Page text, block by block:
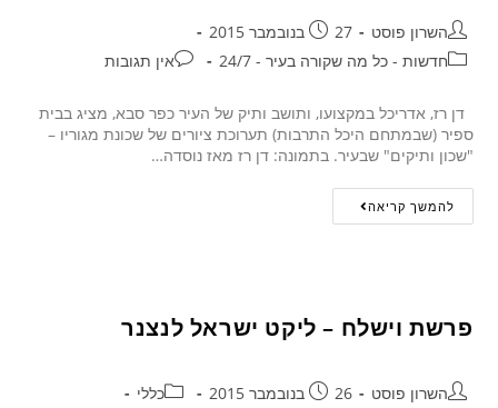
השרון פוסט
27 בנובמבר 2015
חדשות - כל מה שקורה בעיר - 24/7
אין תגובות
דן רז, אדריכל במקצועו, ותושב ותיק של העיר כפר סבא, מציג בבית
ספיר (שבמתחם היכל התרבות) תערוכת ציורים של שכונת מגוריו –
"שכון ותיקים" שבעיר. בתמונה: דן רז מאז נוסדה…
להמשך קריאה
פרשת וישלח – ליקט ישראל לנצנר
השרון פוסט 26 בנובמבר 2015
כללי